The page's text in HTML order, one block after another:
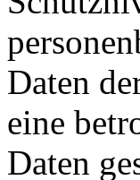
Daten
eine
Daten